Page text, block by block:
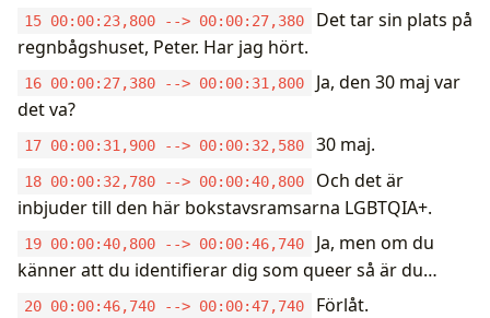
15 00:00:23,800 --> 00:00:27,380
Det tar sin plats på
regnbågshuset, Peter. Har jag hört.
16 00:00:27,380 --> 00:00:31,800
Ja, den 30 maj var
det va?
17 00:00:31,900 --> 00:00:32,580 30 maj.
18 00:00:32,780 --> 00:00:40,800
Och det är
inbjuder till den här bokstavsramsarna LGBTQIA+.
19 00:00:40,800 --> 00:00:46,740
Ja, men om du
känner att du identifierar dig som queer så är du…
20 00:00:46,740 --> 00:00:47,740 Förlåt.